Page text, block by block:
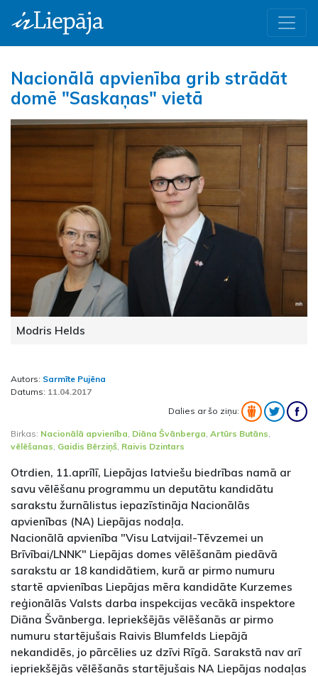
Nacionālā apvienība grib strādāt
domē "Saskaņas" vietā
Modris Helds
Autors: Sarmīte Pujēna
Datums: 11.04.2017
Dalies ar šo ziņu:
Birkas: Nacionālā apvienība Diāna Švānberga Artūrs Butāns
vēlēšanas Gaidis Bērziņš Raivis Dzintars
Otrdien, 11.aprīlī, Liepājas latviešu biedrības namā ar
savu vēlēšanu programmu un deputātu kandidātu
sarakstu žurnālistus iepazīstināja Nacionālās
apvienības (NA) Liepājas nodaļa.
Nacionālā apvienība "Visu Latvijai!-Tēvzemei un
Brīvībai/LNNK" Liepājas domes vēlēšanām piedāvā
sarakstu ar 18 kandidātiem, kurā ar pirmo numuru
startē apvienības Liepājas mēra kandidāte Kurzemes
reģionālās Valsts darba inspekcijas vecākā inspektore
Diāna Švānberga. Iepriekšējās vēlēšanās ar pirmo
numuru startējušais Raivis Blumfelds Liepājā
nekandidēs, jo pārcēlies uz dzīvi Rīgā. Sarakstā nav arī
iepriekšējās vēlēšanās startējušais NA Liepājas nodaļas